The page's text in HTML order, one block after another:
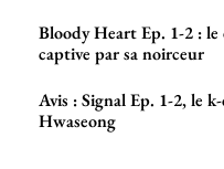
Bloody Heart Ep. 1-2 :
captive par sa noirceur
Avis : Signal Ep. 1-2, le
Hwaseong